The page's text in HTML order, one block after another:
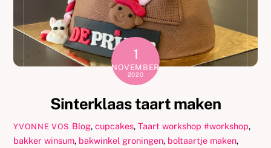
1
NOVEMBER
2020
Sinterklaas taart maken
YVONNE VOS Blog, cupcakes, Taart workshop #workshop,
bakker winsum, bakwinkel groningen, boltaartje maken,